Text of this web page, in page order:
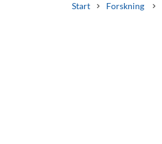
Start Forskning